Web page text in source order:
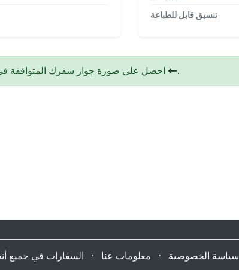
تنسيق قابل للطباعة
احصل على صورة جواز سفرك المتوافقة إنشاء صورتي ←.
السفارات في جميع ⋅ معلومات عنا ⋅ سياسة الخصوصية